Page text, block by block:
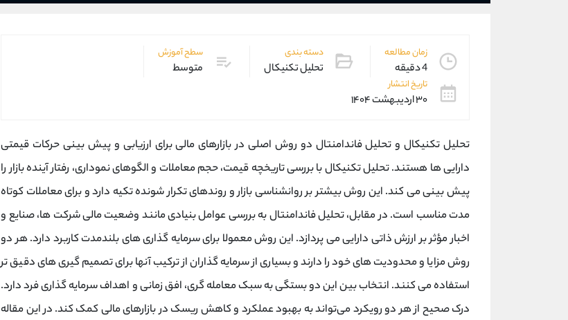
زمان مطالعه
4 دقیقه
دسته بندی
تحلیل تکنیکال
سطح آموزش
متوسط
تاریخ انتشار
۳۰ اردیبهشت ۱۴۰۴
تحلیل تکنیکال و تحلیل فاندامنتال دو روش اصلی در بازارهای مالی برای ارزیابی و پیش ‌بینی حرکات قیمتی
دارایی ‌ها هستند. تحلیل تکنیکال با بررسی تاریخچه قیمت، حجم معاملات و الگوهای نموداری، رفتار آینده بازار را
پیش ‌بینی می کند. این روش بیشتر بر روانشناسی بازار و روندهای تکرار شونده تکیه دارد و برای معاملات کوتاه‌
مدت مناسب است. در مقابل، تحلیل فاندامنتال به بررسی عوامل بنیادی مانند وضعیت مالی شرکت ‌ها، صنایع و
اخبار مؤثر بر ارزش ذاتی دارایی می ‌پردازد. این روش معمولا برای سرمایه ‌گذاری ‌های بلندمدت کاربرد دارد. هر دو
روش مزایا و محدودیت‌ های خود را دارند و بسیاری از سرمایه‌ گذاران از ترکیب آنها برای تصمیم‌ گیری‌ های دقیق ‌تر
استفاده می‌ کنند. انتخاب بین این دو بستگی به سبک معامله ‌گری، افق زمانی و اهداف سرمایه‌ گذاری فرد دارد.
درک صحیح از هر دو رویکرد می‌تواند به بهبود عملکرد و کاهش ریسک در بازارهای مالی کمک کند. در این مقاله